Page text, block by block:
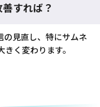
すれば？
の見直し、特にサムネ
く変わります。